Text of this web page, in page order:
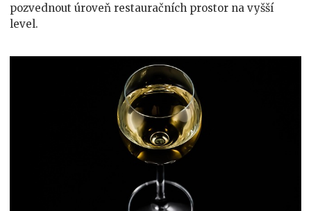
pozvednout úroveň restauračních prostor na vyšší
level.